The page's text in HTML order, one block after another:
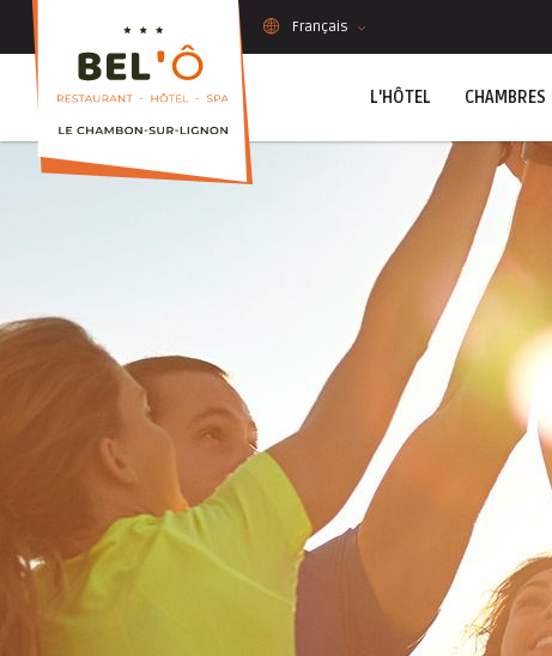
Français
L'HÔTEL CHAMBRES
Panneau de gestion des cookies